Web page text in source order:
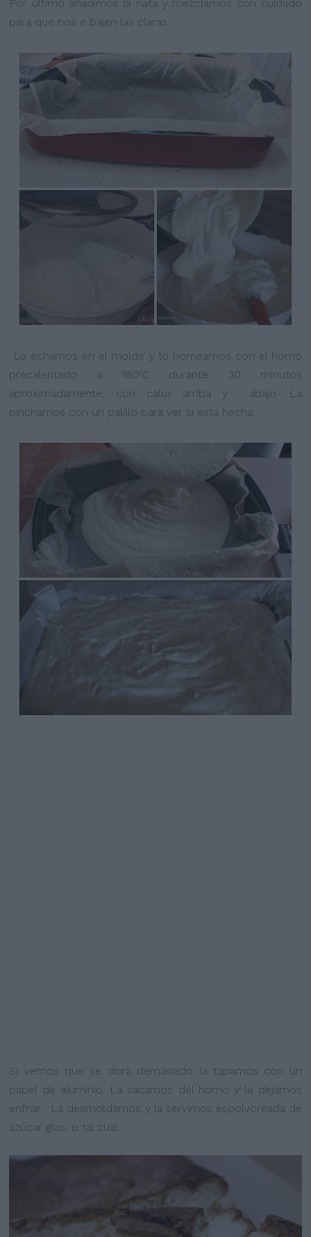
Por último añadimos la nata y mezclamos con cuidado
para que nos e bajen las claras.
Lo echamos en el molde y lo horneamos con el horno
precalentado a 180ºC durante 30 minutos
aproximadamente, con calor arriba y abajo. La
pinchamos con un palillo para ver si está hecha.
Si vemos que se dora demasiado la tapamos con un
papel de aluminio. La sacamos del horno y la dejamos
enfriar . La desmoldamos y la servimos espolvoreada de
azúcar glas, o tal cual.